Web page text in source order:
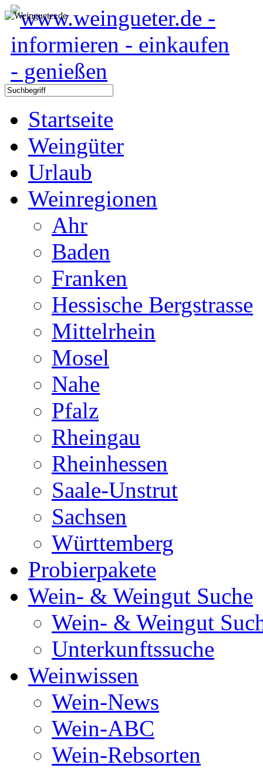
Startseite
Weingüter
Urlaub
Weinregionen
Ahr
Baden
Franken
Hessische Bergstrasse
Mittelrhein
Mosel
Nahe
Pfalz
Rheingau
Rheinhessen
Saale-Unstrut
Sachsen
Württemberg
Probierpakete
Wein- & Weingut Suche
Wein- & Weingut
Unterkunftssuche
Weinwissen
Wein-News
Wein-ABC
Wein-Rebsorten